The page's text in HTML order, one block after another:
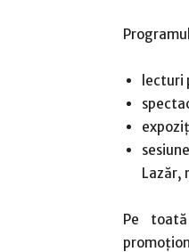
lecturi
Lazăr,
Pe